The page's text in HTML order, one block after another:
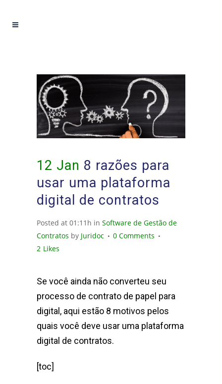
12 Jan 8 razões para
usar uma plataforma
digital de contratos
Posted at 01:11h in Software de Gestão de
Contratos by Juridoc
0 Comments
2 Likes
Se você ainda não converteu seu
processo de contrato de papel para
digital, aqui estão 8 motivos pelos
quais você deve usar uma plataforma
digital de contratos.
[toc]